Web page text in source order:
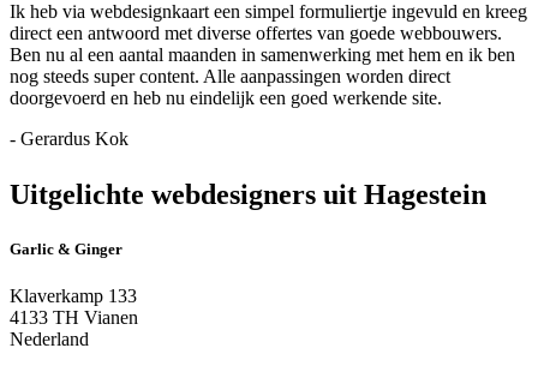
Ik heb via webdesignkaart een simpel formuliertje ingevuld en kreeg
direct een antwoord met diverse offertes van goede webbouwers.
Ben nu al een aantal maanden in samenwerking met hem en ik ben
nog steeds super content. Alle aanpassingen worden direct
doorgevoerd en heb nu eindelijk een goed werkende site.
- Gerardus Kok
Uitgelichte webdesigners uit Hagestein
Garlic & Ginger
Klaverkamp 133
4133 TH Vianen
Nederland